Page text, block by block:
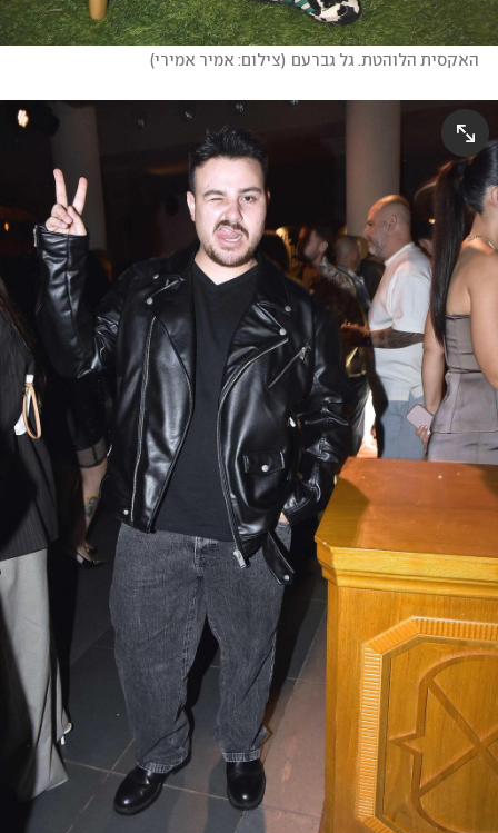
האקסית הלוהטת. גל גברעם (צילום: אמיר אמירי)